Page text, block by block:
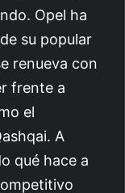
Opel ha
su popular
renueva con
frente a
el
A
qué hace a